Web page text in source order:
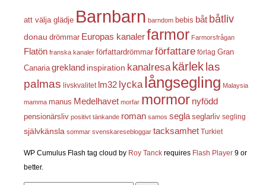
att välja glädje Barnbarn barndom bebis båt båtliv
donau drömmar Europas kanalerfarmor Farmorsfrågan
Flatön franska kanaler författardrömmar författare förlag Gran
Canaria grekland inspiration kanalresa kärleklas
palmas livskvalitet lm32 lycka långsegling Malaysia
mamma manus Medelhavet morfar mormor nyfödd
pensionärsliv positivt tänkande roman samos segla seglarliv segling
självkänsla sommar svenskaresebloggar tacksamhet Turkiet
WP Cumulus Flash tag cloud by Roy Tanck requires Flash Player 9 or
better.